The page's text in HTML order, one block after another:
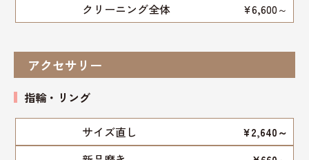
クリーニング全体 ¥6,600～
アクセサリー
指輪・リング
サイズ直し ¥2,640～